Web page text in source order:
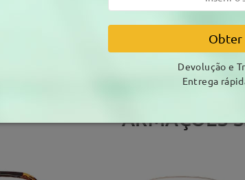
ARMAÇÕES
Obter
Devolução e
Entrega